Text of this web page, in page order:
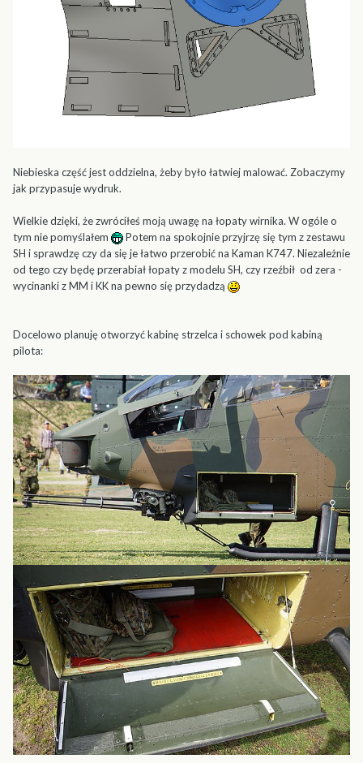
Niebieska część jest oddzielna, żeby było łatwiej malować. Zobaczymy
jak przypasuje wydruk.
Wielkie dzięki, że zwróciłeś moją uwagę na łopaty wirnika. W ogóle o
tym nie pomyślałem
Potem na spokojnie przyjrzę się tym z zestawu
SH i sprawdzę czy da się je łatwo przerobić na Kaman K747. Niezależnie
od tego czy będę przerabiał łopaty z modelu SH, czy rzeźbił od zera -
wycinanki z MM i KK na pewno się przydadzą
Docelowo planuję otworzyć kabinę strzelca i schowek pod kabiną
pilota: